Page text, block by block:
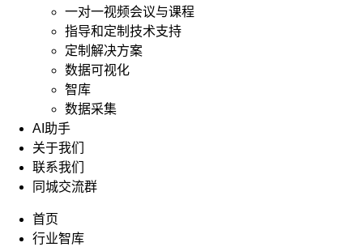
一对一视频会议与课程
指导和定制技术支持
定制解决方案
数据可视化
智库
数据采集
AI助手
关于我们
联系我们
同城交流群
首页
行业智库